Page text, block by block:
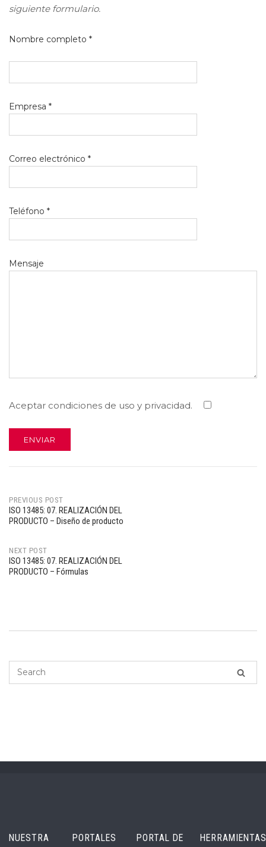
siguiente formulario.
Nombre completo *
Empresa *
Correo electrónico *
Teléfono *
Mensaje
Aceptar condiciones de uso y privacidad.
Post
navigation
PREVIOUS POST
ISO 13485: 07. REALIZACIÓN DEL
PRODUCTO – Diseño de producto
NEXT POST
ISO 13485: 07. REALIZACIÓN DEL
PRODUCTO – Fórmulas
NUESTRA
PORTALES
PORTAL DE